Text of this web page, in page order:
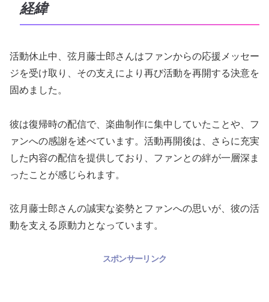
経緯
活動休止中、弦月藤士郎さんはファンからの応援メッセー
ジを受け取り、その支えにより再び活動を再開する決意を
固めました。
彼は復帰時の配信で、楽曲制作に集中していたことや、フ
ァンへの感謝を述べています。活動再開後は、さらに充実
した内容の配信を提供しており、ファンとの絆が一層深ま
ったことが感じられます。
弦月藤士郎さんの誠実な姿勢とファンへの思いが、彼の活
動を支える原動力となっています。
スポンサーリンク